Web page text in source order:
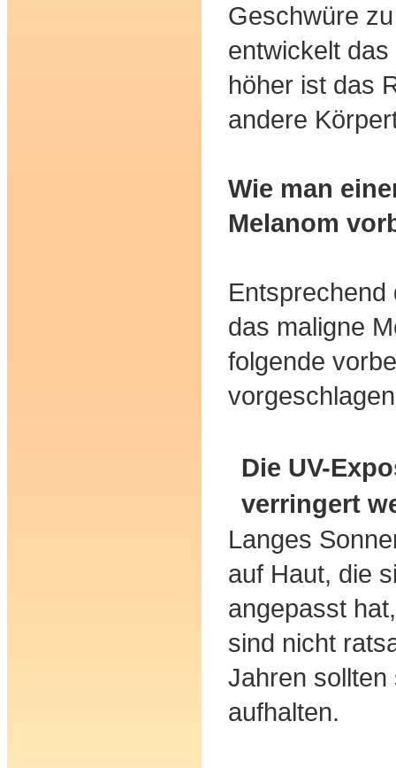
Geschwüre
entwickelt
höher ist das
andere
Wie man
Melanom
das maligne
folgende
Die UV-
verringert
Langes
auf Haut, die
angepasst
sind nicht
Jahren
aufhalten.